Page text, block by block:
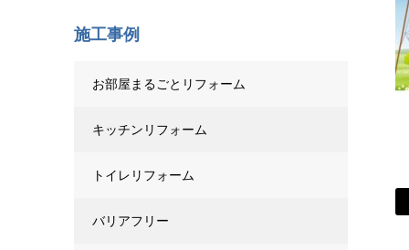
施工事例
お部屋まるごとリフォーム
キッチンリフォーム
トイレリフォーム
バリアフリー